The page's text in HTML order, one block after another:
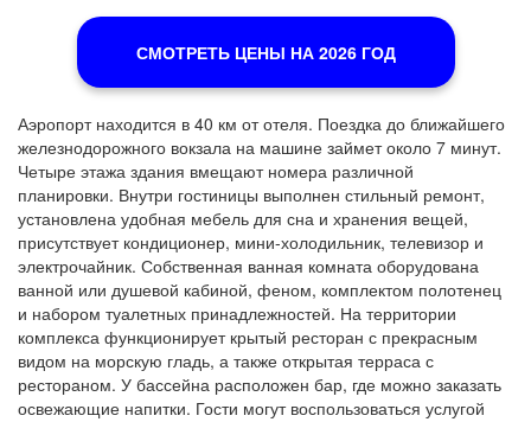
СМОТРЕТЬ ЦЕНЫ НА 2026 ГОД
Аэропорт находится в 40 км от отеля. Поездка до ближайшего
железнодорожного вокзала на машине займет около 7 минут.
Четыре этажа здания вмещают номера различной
планировки. Внутри гостиницы выполнен стильный ремонт,
установлена удобная мебель для сна и хранения вещей,
присутствует кондиционер, мини-холодильник, телевизор и
электрочайник. Собственная ванная комната оборудована
ванной или душевой кабиной, феном, комплектом полотенец
и набором туалетных принадлежностей. На территории
комплекса функционирует крытый ресторан с прекрасным
видом на морскую гладь, а также открытая терраса с
рестораном. У бассейна расположен бар, где можно заказать
освежающие напитки. Гости могут воспользоваться услугой